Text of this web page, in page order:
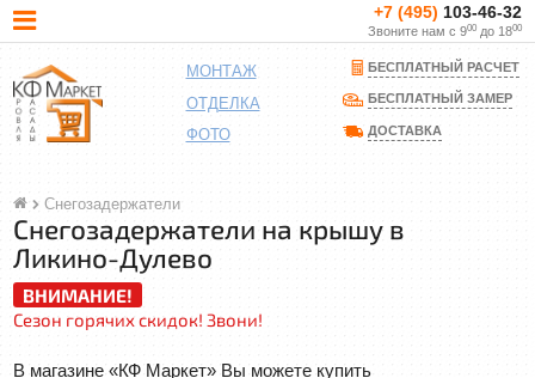
+7 (495) 103-46-32
Звоните нам с 900до 1800
МОНТАЖ
ОТДЕЛКА
ФОТО
БЕСПЛАТНЫЙ РАСЧЕТ
БЕСПЛАТНЫЙ ЗАМЕР
ДОСТАВКА
Снегозадержатели
Снегозадержатели на крышу в
Ликино-Дулево
ВНИМАНИЕ!
Сезон горячих скидок! Звони!
В магазине «КФ Маркет» Вы можете купить